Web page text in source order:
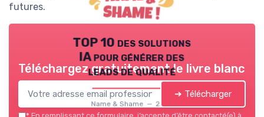
futures.
TOP 10 des solutions
IA pour générer des
leads de qualité
Name & Shame — 2026
Téléchargez gratuitement le livre blanc
➔ Télécharger